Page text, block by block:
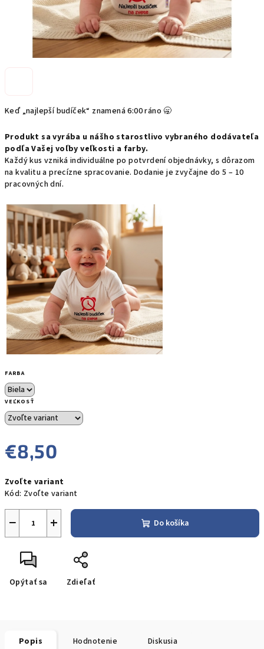
Keď „najlepší budíček“ znamená 6:00 ráno 🥱
Produkt sa vyrába u nášho starostlivo vybraného dodávateľa
podľa Vašej voľby veľkosti a farby.
Každý kus vzniká individuálne po potvrdení objednávky, s dôrazom
na kvalitu a precízne spracovanie. Dodanie je zvyčajne do 5 – 10
pracovných dní.
FARBA
VEĽKOSŤ
€8,50
cena:
Zvoľte variant
Kód: Zvoľte variant
+
− Do košíka
Opýtať sa Zdieľať
Popis Hodnotenie Diskusia